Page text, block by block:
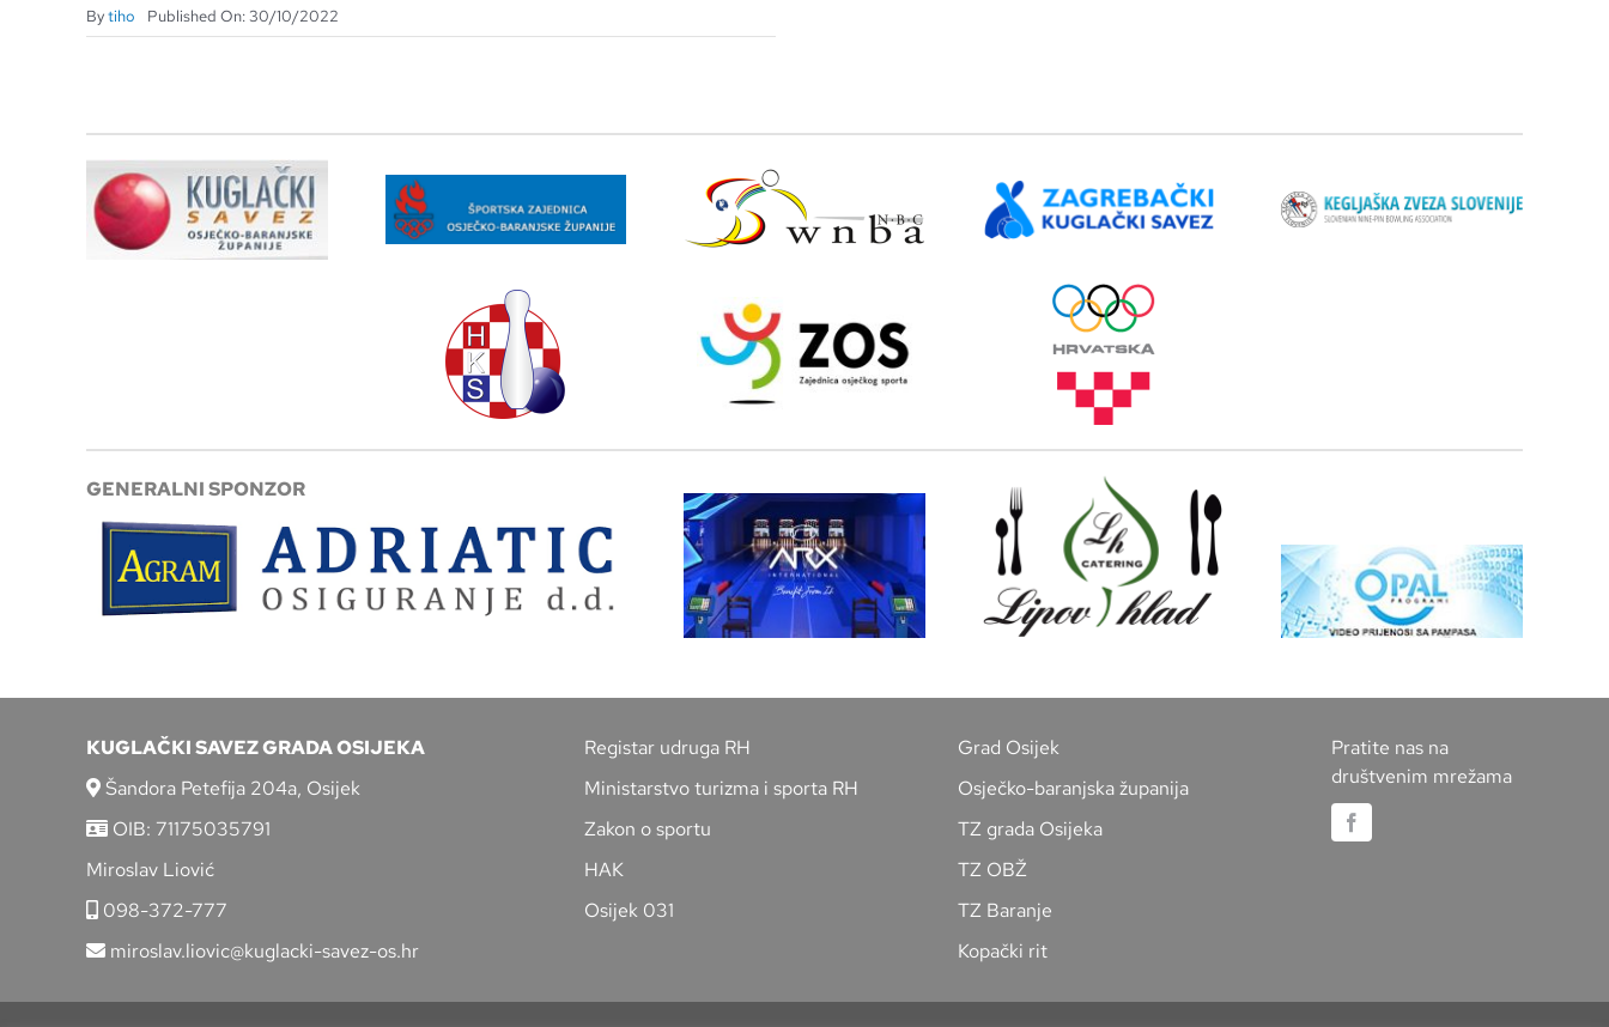
Bytiho Published On: 30/10/2022
GENERALNI SPONZOR
KUGLAČKI SAVEZ GRADA OSIJEKA
Šandora Petefija 204a, Osijek
OIB: 71175035791
Miroslav Liović
098-372-777
miroslav.liovic@kuglacki-savez-os.hr
Registar udruga RH
Ministarstvo turizma i sporta RH
Zakon o sportu
HAK
Osijek 031
Grad Osijek
Osječko-baranjska županija
TZ grada Osijeka
TZ OBŽ
TZ Baranje
Kopački rit
Pratite nas na
društvenim mrežama